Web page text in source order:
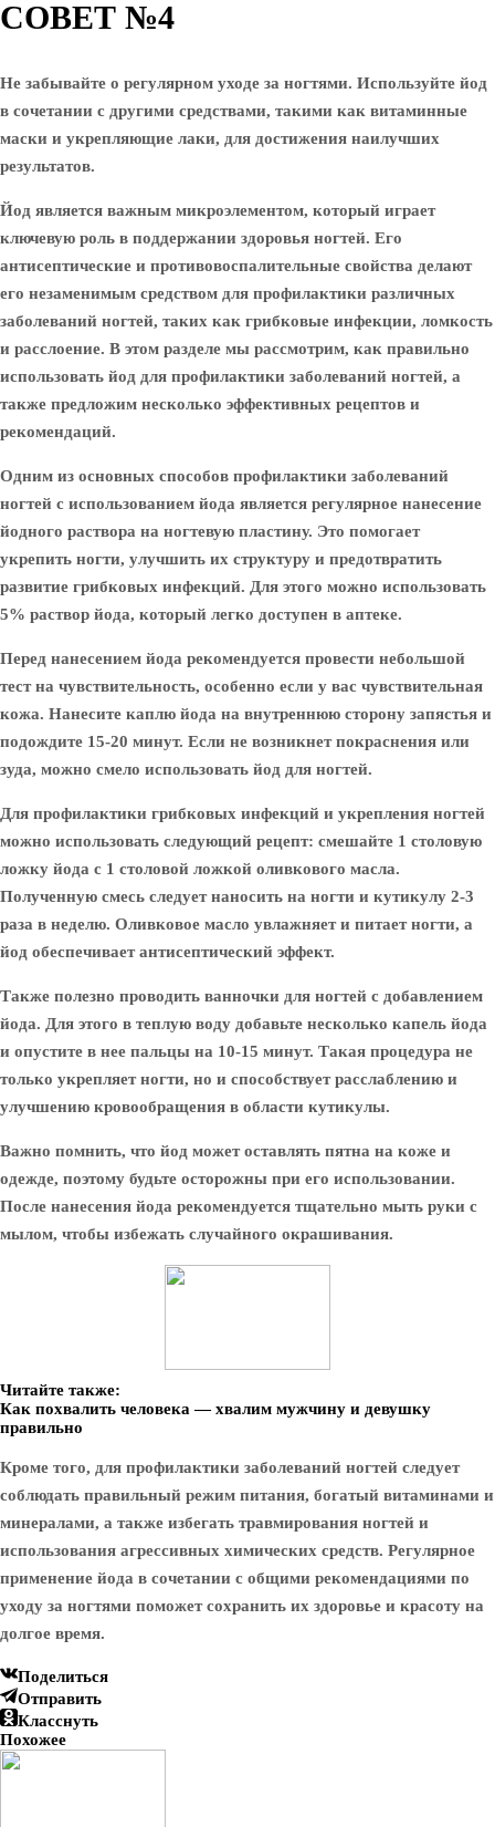
СОВЕТ №4
Не забывайте о регулярном уходе за ногтями. Используйте йод
в сочетании с другими средствами, такими как витаминные
маски и укрепляющие лаки, для достижения наилучших
результатов.
Йод является важным микроэлементом, который играет
ключевую роль в поддержании здоровья ногтей. Его
антисептические и противовоспалительные свойства делают
его незаменимым средством для профилактики различных
заболеваний ногтей, таких как грибковые инфекции, ломкость
и расслоение. В этом разделе мы рассмотрим, как правильно
использовать йод для профилактики заболеваний ногтей, а
также предложим несколько эффективных рецептов и
рекомендаций.
Одним из основных способов профилактики заболеваний
ногтей с использованием йода является регулярное нанесение
йодного раствора на ногтевую пластину. Это помогает
укрепить ногти, улучшить их структуру и предотвратить
развитие грибковых инфекций. Для этого можно использовать
5% раствор йода, который легко доступен в аптеке.
Перед нанесением йода рекомендуется провести небольшой
тест на чувствительность, особенно если у вас чувствительная
кожа. Нанесите каплю йода на внутреннюю сторону запястья и
подождите 15-20 минут. Если не возникнет покраснения или
зуда, можно смело использовать йод для ногтей.
Для профилактики грибковых инфекций и укрепления ногтей
можно использовать следующий рецепт: смешайте 1 столовую
ложку йода с 1 столовой ложкой оливкового масла.
Полученную смесь следует наносить на ногти и кутикулу 2-3
раза в неделю. Оливковое масло увлажняет и питает ногти, а
йод обеспечивает антисептический эффект.
Также полезно проводить ванночки для ногтей с добавлением
йода. Для этого в теплую воду добавьте несколько капель йода
и опустите в нее пальцы на 10-15 минут. Такая процедура не
только укрепляет ногти, но и способствует расслаблению и
улучшению кровообращения в области кутикулы.
Важно помнить, что йод может оставлять пятна на коже и
одежде, поэтому будьте осторожны при его использовании.
После нанесения йода рекомендуется тщательно мыть руки с
мылом, чтобы избежать случайного окрашивания.
Читайте также:
Как похвалить человека — хвалим мужчину и девушку
правильно
Кроме того, для профилактики заболеваний ногтей следует
соблюдать правильный режим питания, богатый витаминами и
минералами, а также избегать травмирования ногтей и
использования агрессивных химических средств. Регулярное
применение йода в сочетании с общими рекомендациями по
уходу за ногтями поможет сохранить их здоровье и красоту на
долгое время.
Поделиться
Отправить
Класснуть
Похожее